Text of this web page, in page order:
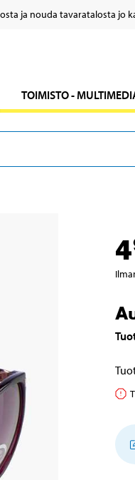
ja nouda tavaratalosta jo
TOIMISTO -
4